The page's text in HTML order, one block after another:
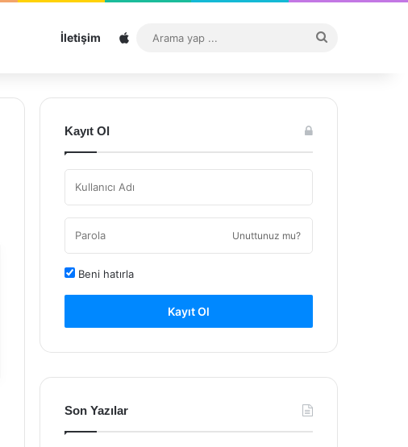
İletişim Sitemap
...
Kayıt Ol
Unuttunuz mu?
Beni hatırla
Kayıt Ol
Son Yazılar